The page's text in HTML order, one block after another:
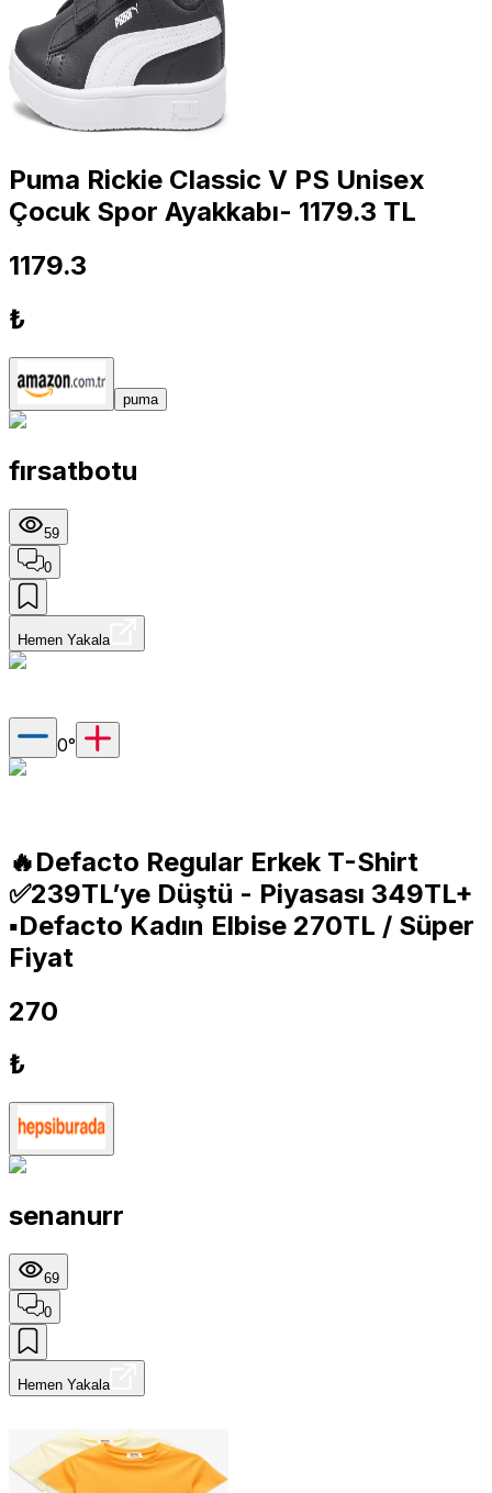
Puma Rickie Classic V PS Unisex
Çocuk Spor Ayakkabı- 1179.3 TL
1179.3
₺
puma
fırsatbotu
59
0
Hemen Yakala
0°
🔥Defacto Regular Erkek T-Shirt
✅239TL’ye Düştü - Piyasası 349TL+
▪️Defacto Kadın Elbise 270TL / Süper
Fiyat
270
₺
senanurr
69
0
Hemen Yakala